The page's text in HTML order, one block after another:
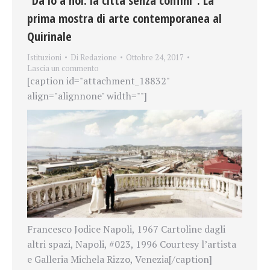
prima mostra di arte contemporanea al
Quirinale
Istituzioni Di Redazione
Ottobre 24, 2017
Lascia un commento
[caption id="attachment_18832"
align="alignnone" width=""]
Francesco Jodice Napoli, 1967 Cartoline dagli
altri spazi, Napoli, #023, 1996 Courtesy l’artista
e Galleria Michela Rizzo, Venezia[/caption]